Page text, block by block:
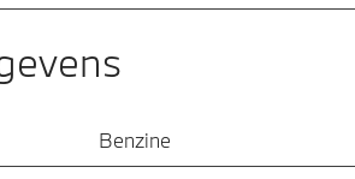
Benzine